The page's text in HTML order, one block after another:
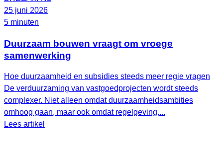
25 juni 2026
5 minuten
Duurzaam bouwen vraagt om vroege
samenwerking
Hoe duurzaamheid en subsidies steeds meer regie vragen
De verduurzaming van vastgoedprojecten wordt steeds
complexer. Niet alleen omdat duurzaamheidsambities
omhoog gaan, maar ook omdat regelgeving,...
Lees artikel